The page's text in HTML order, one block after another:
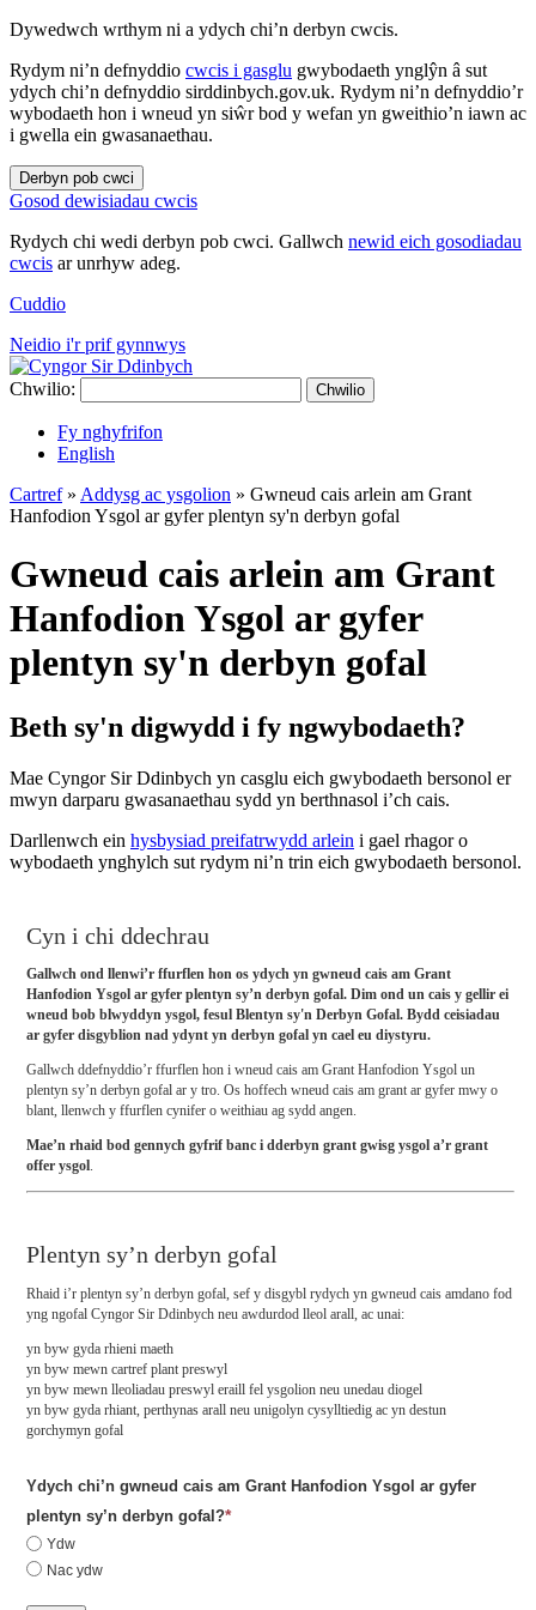
Dywedwch wrthym ni a ydych chi’n derbyn cwcis.
Rydym ni’n defnyddio cwcis i gasglu gwybodaeth ynglŷn â sut
ydych chi’n defnyddio sirddinbych.gov.uk. Rydym ni’n defnyddio’r
wybodaeth hon i wneud yn siŵr bod y wefan yn gweithio’n iawn ac
i gwella ein gwasanaethau.
Derbyn pob cwci
Gosod dewisiadau cwcis
Rydych chi wedi derbyn pob cwci. Gallwch newid eich gosodiadau
cwcis ar unrhyw adeg.
Cuddio
Neidio i'r prif gynnwys
Chwilio: Chwilio
Fy nghyfrifon
English
Cartref» Addysg ac ysgolion » Gwneud cais arlein am Grant
Hanfodion Ysgol ar gyfer plentyn sy'n derbyn gofal
Gwneud cais arlein am Grant
Hanfodion Ysgol ar gyfer
plentyn sy'n derbyn gofal
Beth sy'n digwydd i fy ngwybodaeth?
Mae Cyngor Sir Ddinbych yn casglu eich gwybodaeth bersonol er
mwyn darparu gwasanaethau sydd yn berthnasol i’ch cais.
Darllenwch ein hysbysiad preifatrwydd arlein i gael rhagor o
wybodaeth ynghylch sut rydym ni’n trin eich gwybodaeth bersonol.
Cyn i chi ddechrau
Gallwch ond llenwi’r ffurflen hon os ydych yn gwneud cais am Grant
Hanfodion Ysgol ar gyfer plentyn sy’n derbyn gofal. Dim ond un cais y gellir ei
wneud bob blwyddyn ysgol, fesul Blentyn sy'n Derbyn Gofal. Bydd ceisiadau
ar gyfer disgyblion nad ydynt yn derbyn gofal yn cael eu diystyru.
Gallwch ddefnyddio’r ffurflen hon i wneud cais am Grant Hanfodion Ysgol un
plentyn sy’n derbyn gofal ar y tro. Os hoffech wneud cais am grant ar gyfer mwy o
blant, llenwch y ffurflen cynifer o weithiau ag sydd angen.
Mae’n rhaid bod gennych gyfrif banc i dderbyn grant gwisg ysgol a’r grant
offer ysgol.
Plentyn sy’n derbyn gofal
Rhaid i’r plentyn sy’n derbyn gofal, sef y disgybl rydych yn gwneud cais amdano fod
yng ngofal Cyngor Sir Ddinbych neu awdurdod lleol arall, ac unai:
yn byw gyda rhieni maeth
yn byw mewn cartref plant preswyl
yn byw mewn lleoliadau preswyl eraill fel ysgolion neu unedau diogel
yn byw gyda rhiant, perthynas arall neu unigolyn cysylltiedig ac yn destun
gorchymyn gofal
Ydych chi’n gwneud cais am Grant Hanfodion Ysgol ar gyfer
plentyn sy’n derbyn gofal?*
Ydw
Nac ydw